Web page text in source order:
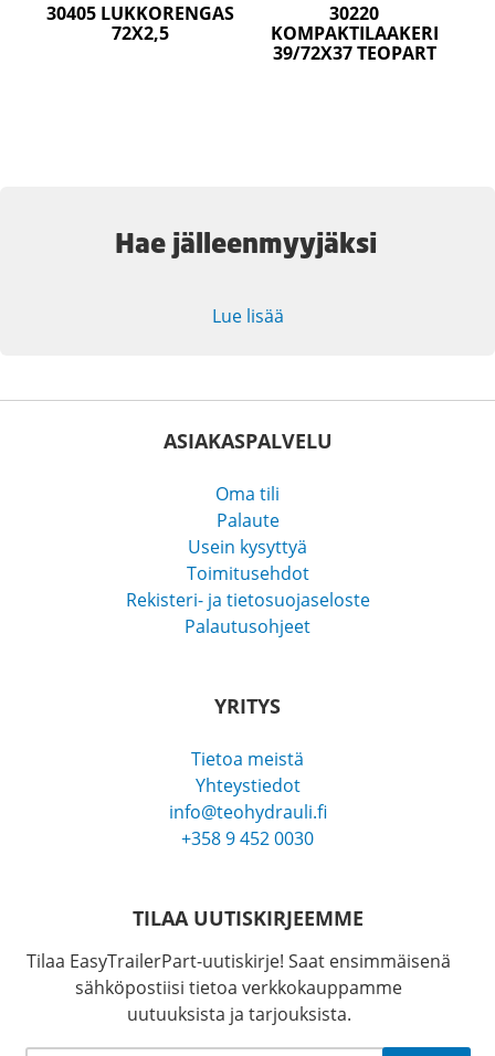
30405 LUKKORENGAS
72X2,5
30220
KOMPAKTILAAKERI
39/72X37 TEOPART
Hae jälleenmyyjäksi
Lue lisää
ASIAKASPALVELU
Oma tili
Palaute
Usein kysyttyä
Toimitusehdot
Rekisteri- ja tietosuojaseloste
Palautusohjeet
YRITYS
Tietoa meistä
Yhteystiedot
info@teohydrauli.fi
+358 9 452 0030
TILAA UUTISKIRJEEMME
Tilaa EasyTrailerPart-uutiskirje! Saat ensimmäisenä
sähköpostiisi tietoa verkkokauppamme
uutuuksista ja tarjouksista.